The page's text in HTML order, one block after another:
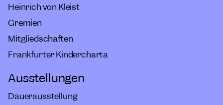
Heinrich von Kleist
Gremien
Mitgliedschaften
Frankfurter Kindercharta
Ausstellungen
Dauerausstellung